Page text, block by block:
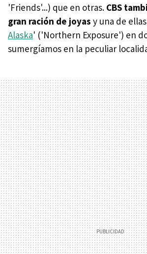
'Friends'...) que en otras. CBS
gran ración de joyas y una de
Alaska' ('Northern Exposure') en
sumergíamos en la peculiar